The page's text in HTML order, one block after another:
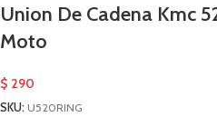
Union De Cadena Kmc
Moto
$ 290
SKU: U520RING